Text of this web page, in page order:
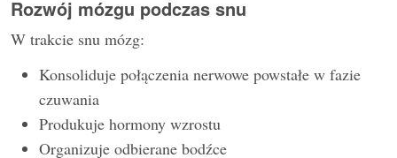
Rozwój mózgu podczas snu
W trakcie snu mózg:
Konsoliduje połączenia nerwowe powstałe w fazie
czuwania
Produkuje hormony wzrostu
Organizuje odbierane bodźce